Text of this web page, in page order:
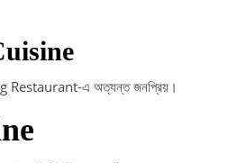
এ অত্যন্ত জনপ্রিয়।